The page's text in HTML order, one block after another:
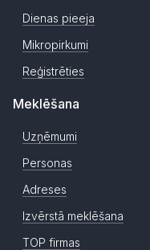
Dienas pieeja
Mikropirkumi
Reģistrēties
Meklēšana
Uzņēmumi
Personas
Adreses
Izvērstā meklēšana
TOP firmas